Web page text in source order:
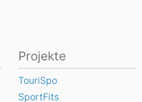
Projekte
TouriSpo
SportFits